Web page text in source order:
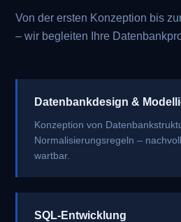
Von der ersten Konzeption bis
– wir begleiten Ihre
Datenbankdesign &
Konzeption von
Normalisierungsregeln –
wartbar.
SQL-Entwicklung